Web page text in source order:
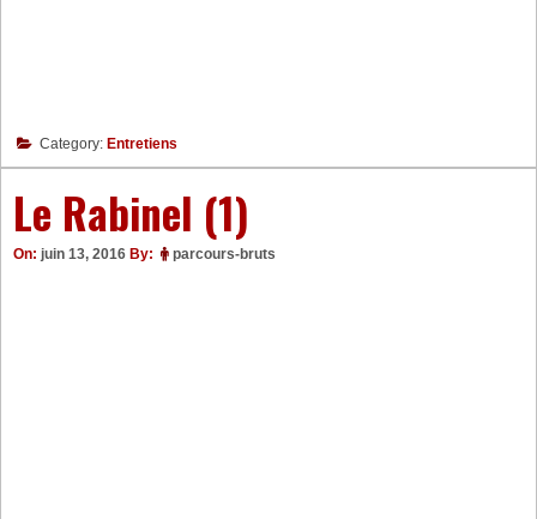
Category: Entretiens
Le Rabinel (1)
On: juin 13, 2016 By: parcours-bruts